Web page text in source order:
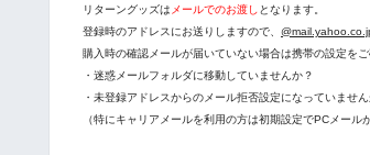
リターングッズは メールでのお渡し となります。
登録時のアドレスにお送りしますので、
購入時の確認メールが届いていない場合は携帯の設定をご
・迷惑メールフォルダに移動していませんか？
・未登録アドレスからのメール拒否設定になっていません
（特にキャリアメールを利用の方は初期設定でPCメール